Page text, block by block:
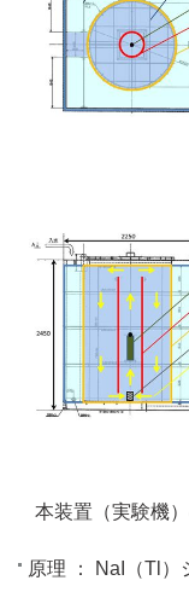
本装置（実験機）
原理 ： NaI（Tl）